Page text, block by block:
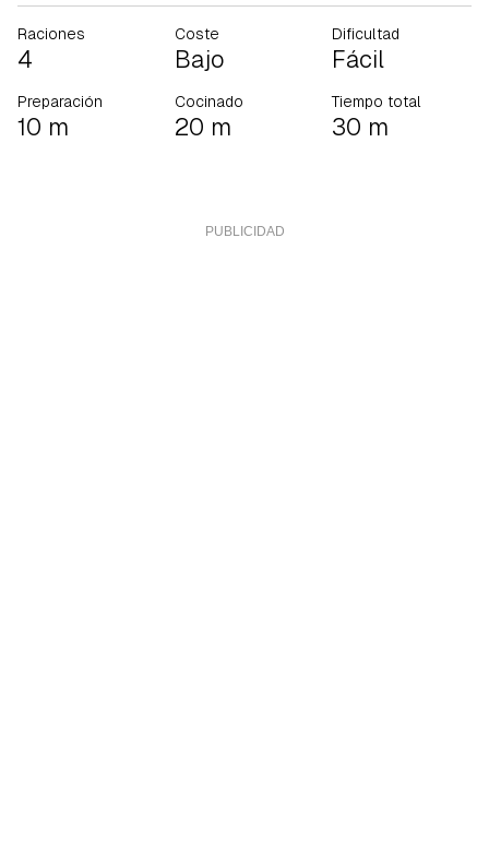
Raciones
4
Coste
Bajo
Dificultad
Fácil
Preparación
10 m
Cocinado
20 m
Tiempo total
30 m